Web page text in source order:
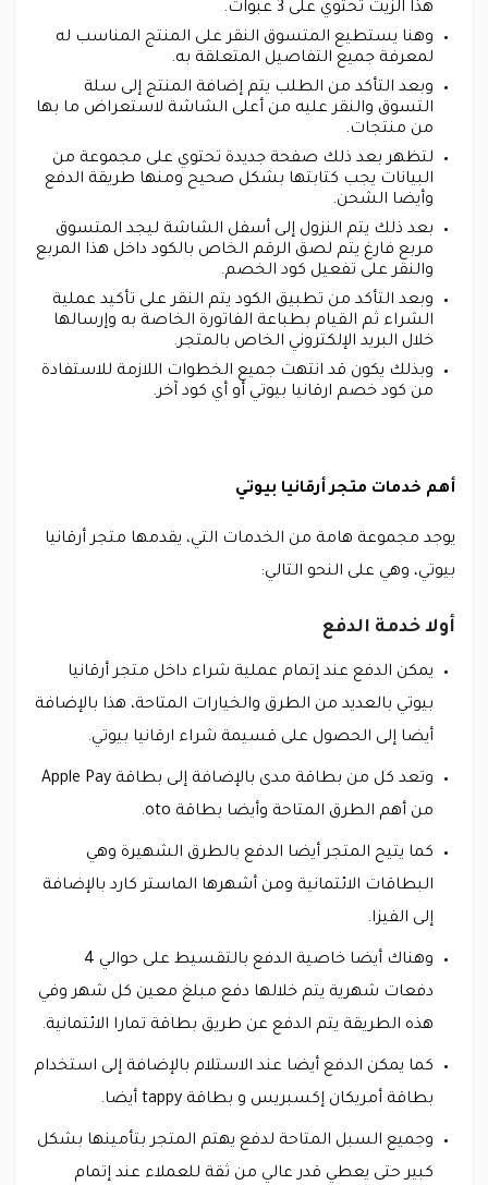
هذا الزيت تحتوي على 3 عبوات.
وهنا يستطيع المتسوق النقر على المنتج المناسب له
لمعرفة جميع التفاصيل المتعلقة به.
وبعد التأكد من الطلب يتم إضافة المنتج إلى سلة
التسوق والنقر عليه من أعلى الشاشة لاستعراض ما بها
من منتجات.
لتظهر بعد ذلك صفحة جديدة تحتوي على مجموعة من
البيانات يجب كتابتها بشكل صحيح ومنها طريقة الدفع
وأيضا الشحن.
بعد ذلك يتم النزول إلى أسفل الشاشة ليجد المتسوق
مربع فارغ يتم لصق الرقم الخاص بالكود داخل هذا المربع
والنقر على تفعيل كود الخصم.
وبعد التأكد من تطبيق الكود يتم النقر على تأكيد عملية
الشراء ثم القيام بطباعة الفاتورة الخاصة به وإرسالها
خلال البريد الإلكتروني الخاص بالمتجر.
وبذلك يكون قد انتهت جميع الخطوات اللازمة للاستفادة
من كود خصم ارقانيا بيوتي أو أي كود آخر.
أهم خدمات متجر أرقانيا بيوتي
يوجد مجموعة هامة من الخدمات التي، يقدمها متجر أرقانيا
بيوتي، وهي على النحو التالي:
أولا خدمة الدفع
يمكن الدفع عند إتمام عملية شراء داخل متجر أرقانيا
بيوتي بالعديد من الطرق والخيارات المتاحة، هذا بالإضافة
أيضا إلى الحصول على قسيمة شراء ارقانيا بيوتي.
وتعد كل من بطاقة مدى بالإضافة إلى بطاقة Apple Pay
من أهم الطرق المتاحة وأيضا بطاقة oto.
كما يتيح المتجر أيضا الدفع بالطرق الشهيرة وهي
البطاقات الائتمانية ومن أشهرها الماستر كارد بالإضافة
إلى الفيزا.
وهناك أيضا خاصية الدفع بالتقسيط على حوالي 4
دفعات شهرية يتم خلالها دفع مبلغ معين كل شهر وفي
هذه الطريقة يتم الدفع عن طريق بطاقة تمارا الائتمانية.
كما يمكن الدفع أيضا عند الاستلام بالإضافة إلى استخدام
بطاقة أمريكان إكسبريس و بطاقة tappy أيضا.
وجميع السبل المتاحة لدفع يهتم المتجر بتأمينها بشكل
كبير حتى يعطي قدر عالي من ثقة للعملاء عند إتمام